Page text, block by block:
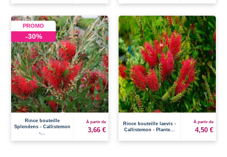
PROMO
-30%
Rince bouteille
Splendens - Callistemon
-...
À partir de
3,66 €
Rince bouteille laevis -
Callistemon - Plante...
À partir de
4,50 €